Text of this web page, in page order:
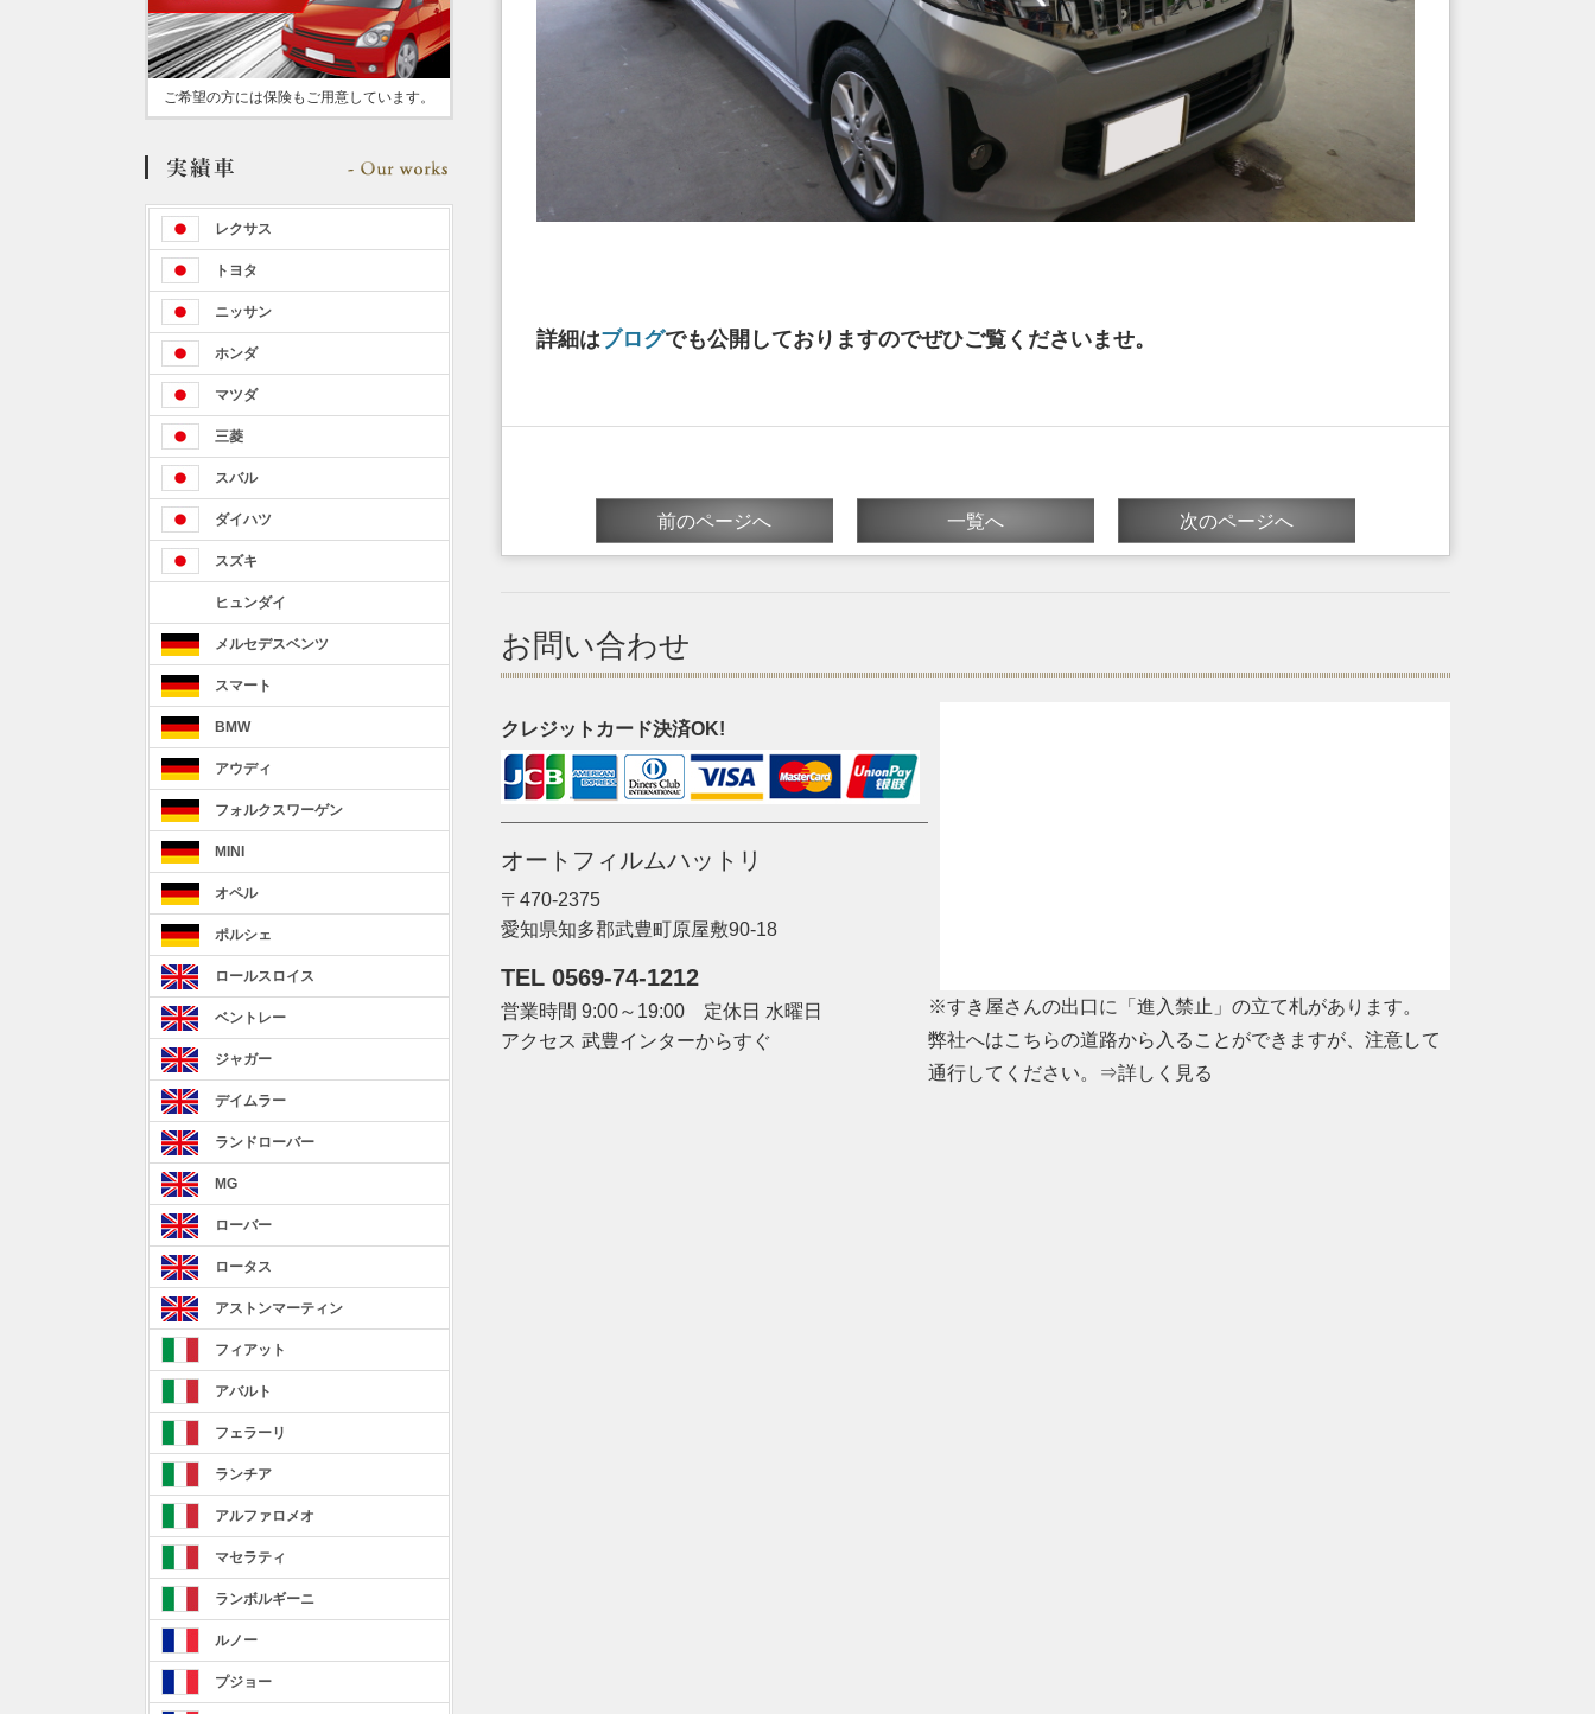
詳細はブログでも公開しておりますのでぜひご覧くださいませ。
前のページへ 一覧へ 次のページへ
お問い合わせ
クレジットカード決済OK!
オートフィルムハットリ
〒470-2375
愛知県知多郡武豊町原屋敷90-18
TEL 0569-74-1212
営業時間 9:00～19:00 定休日 水曜日
アクセス 武豊インターからすぐ
※すき屋さんの出口に「進入禁止」の立て札があります。
弊社へはこちらの道路から入ることができますが、注意して
通行してください。
⇒詳しく見る
ご希望の方には保険もご用意しています。
レクサス
トヨタ
ニッサン
ホンダ
マツダ
三菱
スバル
ダイハツ
スズキ
ヒュンダイ
メルセデスベンツ
スマート
BMW
アウディ
フォルクスワーゲン
MINI
オペル
ポルシェ
ロールスロイス
ベントレー
ジャガー
デイムラー
ランドローバー
MG
ローバー
ロータス
アストンマーティン
フィアット
アバルト
フェラーリ
ランチア
アルファロメオ
マセラティ
ランボルギーニ
ルノー
プジョー